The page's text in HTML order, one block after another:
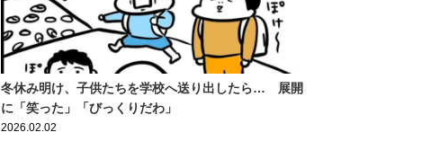
冬休み明け、子供たちを学校へ送り出したら… 展開
に「笑った」「びっくりだわ」
2026.02.02